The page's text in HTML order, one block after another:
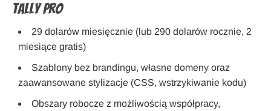
Tally Pro
29 dolarów miesięcznie (lub 290 dolarów rocznie, 2
miesiące gratis)
Szablony bez brandingu, własne domeny oraz
zaawansowane stylizacje (CSS, wstrzykiwanie kodu)
Obszary robocze z możliwością współpracy,